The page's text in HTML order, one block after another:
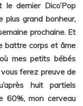
dernier Dico’Pop
plus grand bonheur,
prochaine. Et
battre corps et âme
où mes petits bébés
ferez preuve de
huit partiels
60%, mon cerveau